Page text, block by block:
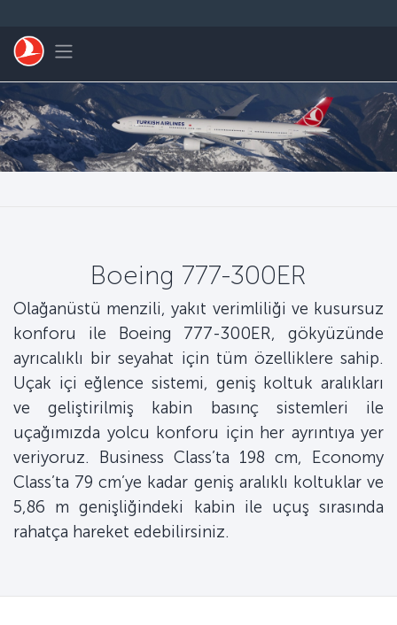
Toggle navigation
Boeing 777-300ER
Olağanüstü menzili, yakıt verimliliği ve kusursuz
konforu ile Boeing 777-300ER, gökyüzünde
ayrıcalıklı bir seyahat için tüm özelliklere sahip.
Uçak içi eğlence sistemi, geniş koltuk aralıkları
ve geliştirilmiş kabin basınç sistemleri ile
uçağımızda yolcu konforu için her ayrıntıya yer
veriyoruz. Business Class’ta 198 cm, Economy
Class’ta 79 cm’ye kadar geniş aralıklı koltuklar ve
5,86 m genişliğindeki kabin ile uçuş sırasında
rahatça hareket edebilirsiniz.